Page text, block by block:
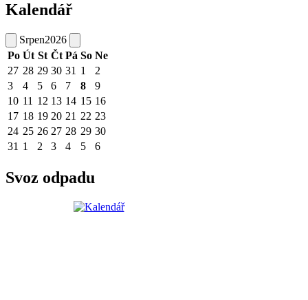
Kalendář
Srpen2026
Po Út St Čt Pá So Ne
27 28 29 30 31 1
2
3
4 5 6 7 8
9
10 11 12 13 14 15 16
17 18 19 20 21 22 23
24 25 26 27 28 29 30
31 1 2 3 4 5 6
Svoz odpadu